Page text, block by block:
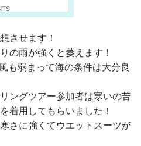
させます！
の雨が強くと萎えます！
も弱まって海の条件は大分良
ングツアー参加者は寒いの苦
着用してもらいました！
さに強くてウエットスーツが